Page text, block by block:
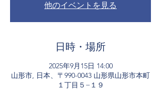
他のイベントを見る
日時・場所
2025年9月15日 14:00
山形市, 日本、〒990-0043 山形県山形市本町
１丁目５−１９